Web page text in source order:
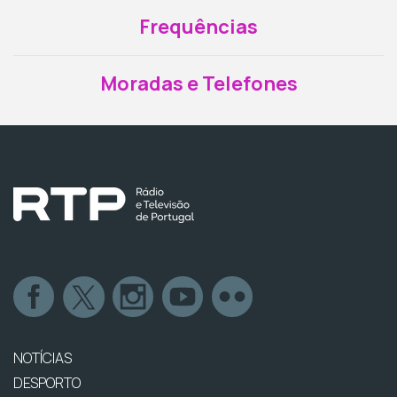
Frequências
Moradas e Telefones
NOTÍCIAS
DESPORTO